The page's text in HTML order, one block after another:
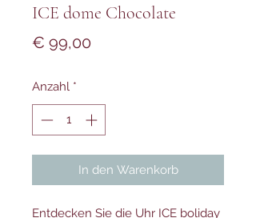
ICE dome Chocolate
€ 99,00Preis
Anzahl *
In den Warenkorb
Entdecken Sie die Uhr ICE boliday